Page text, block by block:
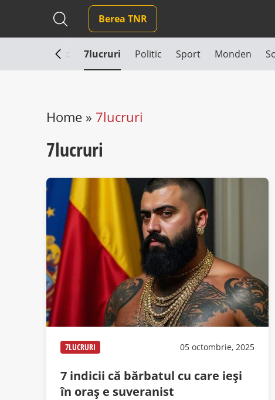
Berea TNR
EcoLogic 7lucruri Politic Sport Monden
Home » 7lucruri
7lucruri
7LUCRURI 05 octombrie, 2025
7 indicii că bărbatul cu care ieși
în oraș e suveranist